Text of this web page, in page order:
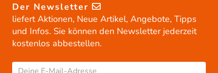
Der Newsletter
liefert Aktionen, Neue Artikel, Angebote, Tipps
und Infos. Sie können den Newsletter jederzeit
kostenlos abbestellen.